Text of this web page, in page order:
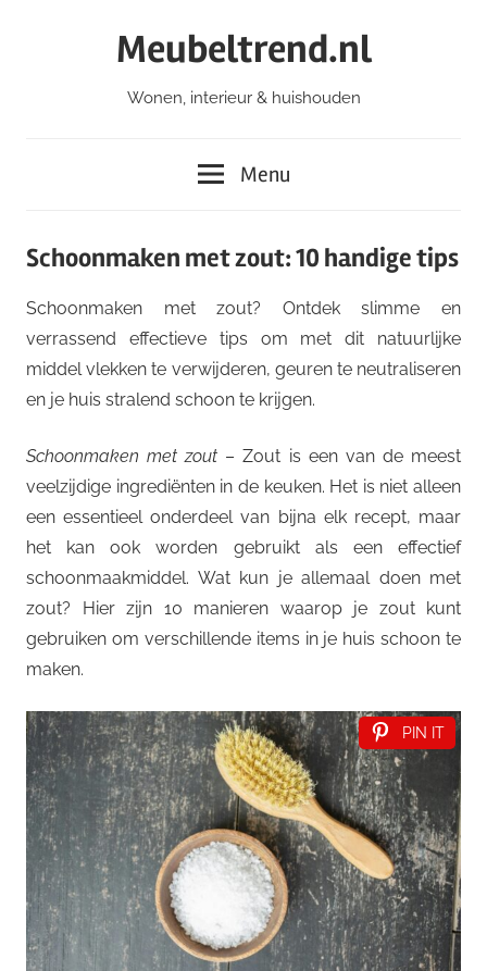
Meubeltrend.nl
Wonen, interieur & huishouden
Menu
Schoonmaken met zout: 10 handige tips
Schoonmaken met zout? Ontdek slimme en
verrassend effectieve tips om met dit natuurlijke
middel vlekken te verwijderen, geuren te neutraliseren
en je huis stralend schoon te krijgen.
Schoonmaken met zout – Zout is een van de meest
veelzijdige ingrediënten in de keuken. Het is niet alleen
een essentieel onderdeel van bijna elk recept, maar
het kan ook worden gebruikt als een effectief
schoonmaakmiddel. Wat kun je allemaal doen met
zout? Hier zijn 10 manieren waarop je zout kunt
gebruiken om verschillende items in je huis schoon te
maken.
PIN IT